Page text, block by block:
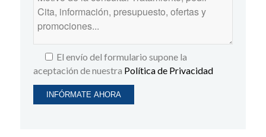
El envío del formulario supone la
aceptación de nuestra Política de Privacidad